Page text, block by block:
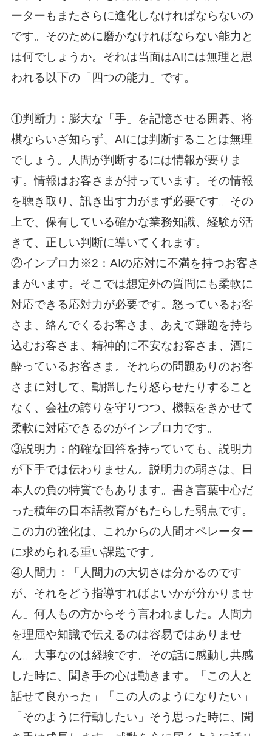
ーターもまたさらに進化しなければならないの
です。そのために磨かなければならない能力と
は何でしょうか。それは当面はAIには無理と思
われる以下の「四つの能力」です。
①判断力：膨大な「手」を記憶させる囲碁、将
棋ならいざ知らず、AIには判断することは無理
でしょう。人間が判断するには情報が要りま
す。情報はお客さまが持っています。その情報
を聴き取り、訊き出す力がまず必要です。その
上で、保有している確かな業務知識、経験が活
きて、正しい判断に導いてくれます。
②インプロ力※2：AIの応対に不満を持つお客さ
まがいます。そこでは想定外の質問にも柔軟に
対応できる応対力が必要です。怒っているお客
さま、絡んでくるお客さま、あえて難題を持ち
込むお客さま、精神的に不安なお客さま、酒に
酔っているお客さま。それらの問題ありのお客
さまに対して、動揺したり怒らせたりすること
なく、会社の誇りを守りつつ、機転をきかせて
柔軟に対応できるのがインプロ力です。
③説明力：的確な回答を持っていても、説明力
が下手では伝わりません。説明力の弱さは、日
本人の負の特質でもあります。書き言葉中心だ
った積年の日本語教育がもたらした弱点です。
この力の強化は、これからの人間オペレーター
に求められる重い課題です。
④人間力：「人間力の大切さは分かるのです
が、それをどう指導すればよいかが分かりませ
ん」何人もの方からそう言われました。人間力
を理屈や知識で伝えるのは容易ではありませ
ん。大事なのは経験です。その話に感動し共感
した時に、聞き手の心は動きます。「この人と
話せて良かった」「この人のようになりたい」
「そのように行動したい」そう思った時に、聞